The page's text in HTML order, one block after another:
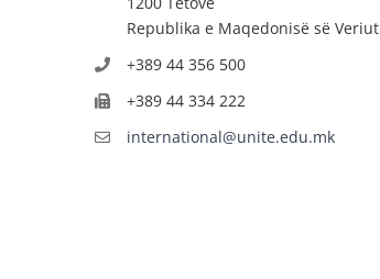
Republika e Maqedonisë së Veriut
+389 44 356 500
+389 44 334 222
international@unite.edu.mk